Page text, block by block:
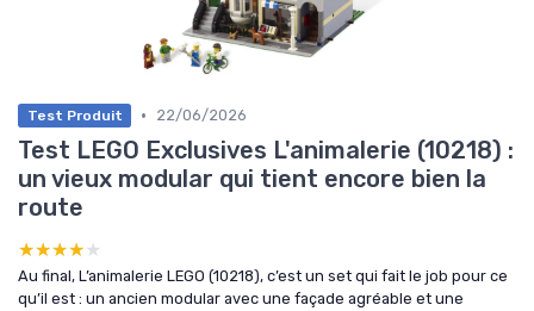
Test Produit • 22/06/2026
Test LEGO Exclusives L'animalerie (10218) :
un vieux modular qui tient encore bien la
route
★★★★★
★★★★★
Au final, L’animalerie LEGO (10218), c’est un set qui fait le job pour ce
qu’il est : un ancien modular avec une façade agréable et une